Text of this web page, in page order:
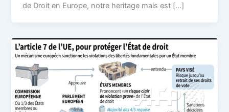
de Droit en Europe, notre heritage mais est […]